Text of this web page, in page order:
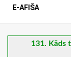
E-AFIŠA
131. Kāds